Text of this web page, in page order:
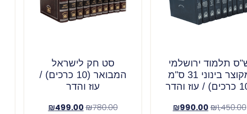
תלמוד ירושלמי
מקוצר בינוני 31 ס"מ
₪1,450.00
₪990.00
סט חק לישראל
המבואר (10 כרכים) /
עוז והדר
₪780.00
₪499.00